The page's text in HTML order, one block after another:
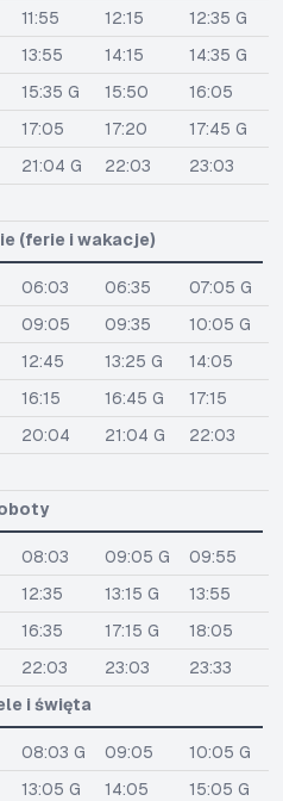
11:55 12:15
12:35 G
13:55 14:15
14:35 G
15:35 G 15:50
16:05
17:05 17:20
17:45 G
21:04 G 22:03
23:03
(ferie i wakacje)
06:03 06:35
07:05 G
09:05 09:35
10:05 G
12:45 13:25 G
14:05
16:15 16:45 G
17:15
20:04 21:04 G
22:03
08:03 09:05 G
09:55
12:35 13:15 G
13:55
16:35 17:15 G
18:05
22:03 23:03
23:33
i święta
08:03 G 09:05
10:05 G
13:05 G 14:05
15:05 G